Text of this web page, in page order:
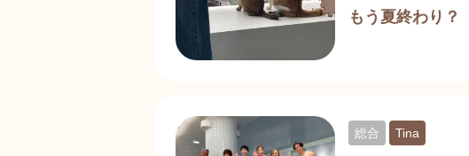
もう夏終わり？
総合 Tina